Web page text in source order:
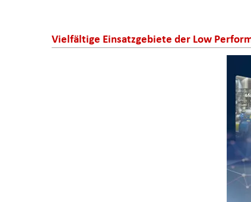
Vielfältige Einsatzgebiete der Low